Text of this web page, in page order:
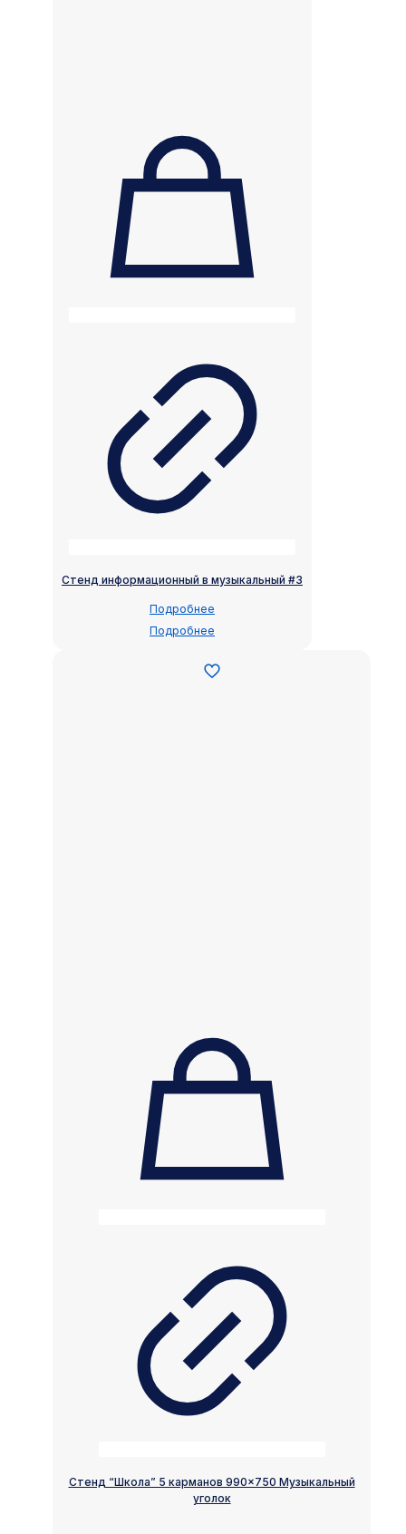
Стенд информационный в музыкальный #3
Подробнее
Подробнее
Стенд “Школа” 5 карманов 990×750 Музыкальный
уголок